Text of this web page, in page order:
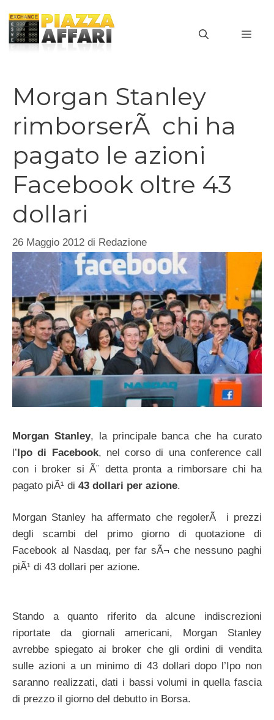
contenuto
Morgan Stanley
rimborserÃ chi ha
pagato le azioni
Facebook oltre 43
dollari
26 Maggio 2012 di Redazione
Morgan Stanley, la principale banca che ha curato
l’Ipo di Facebook, nel corso di una conference call
con i broker si Ã¨ detta pronta a rimborsare chi ha
pagato piÃ¹ di 43 dollari per azione.
Morgan Stanley ha affermato che regolerÃ i prezzi
degli scambi del primo giorno di quotazione di
Facebook al Nasdaq, per far sÃ¬ che nessuno paghi
piÃ¹ di 43 dollari per azione.
Stando a quanto riferito da alcune indiscrezioni
riportate da giornali americani, Morgan Stanley
avrebbe spiegato ai broker che gli ordini di vendita
sulle azioni a un minimo di 43 dollari dopo l’Ipo non
saranno realizzati, dati i bassi volumi in quella fascia
di prezzo il giorno del debutto in Borsa.